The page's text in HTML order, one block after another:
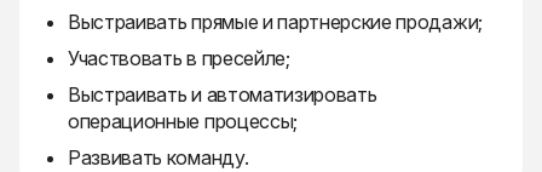
Выстраивать прямые и партнерские продажи;
Участвовать в пресейле;
Выстраивать и автоматизировать
операционные процессы;
Развивать команду.